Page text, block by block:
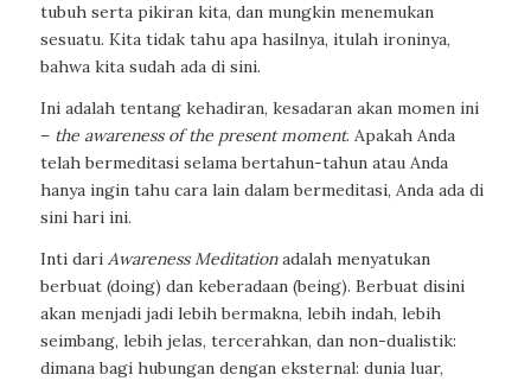
tubuh serta pikiran kita, dan mungkin menemukan
sesuatu. Kita tidak tahu apa hasilnya, itulah ironinya,
bahwa kita sudah ada di sini.
Ini adalah tentang kehadiran, kesadaran akan momen ini
– the awareness of the present moment. Apakah Anda
telah bermeditasi selama bertahun-tahun atau Anda
hanya ingin tahu cara lain dalam bermeditasi, Anda ada di
sini hari ini.
Inti dari Awareness Meditationadalah menyatukan
berbuat (doing) dan keberadaan (being). Berbuat disini
akan menjadi jadi lebih bermakna, lebih indah, lebih
seimbang, lebih jelas, tercerahkan, dan non-dualistik:
dimana bagi hubungan dengan eksternal: dunia luar,